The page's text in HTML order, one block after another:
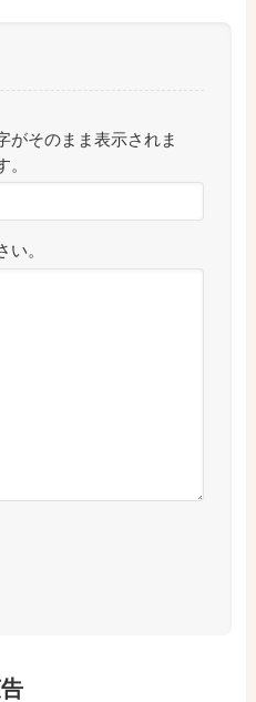
そのまま表示されま
い。